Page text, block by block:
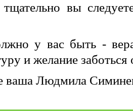
тщательно вы
у вас быть -
и желание заботься
ваша Людмила